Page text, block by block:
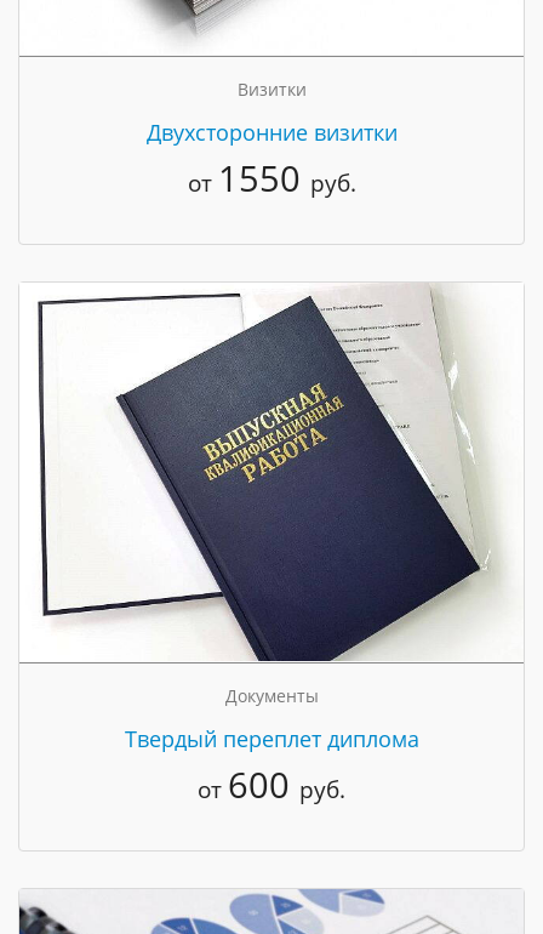
Визитки
Двухсторонние визитки
от 1550 руб.
Документы
Твердый переплет диплома
от 600 руб.